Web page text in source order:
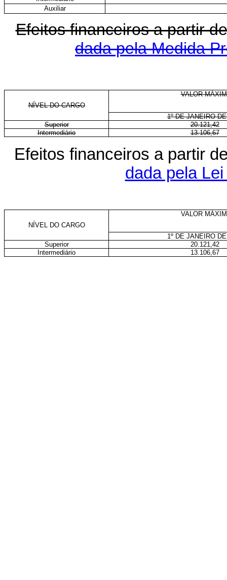
Auxiliar
Efeitos financeiros a partir
dada pela Medida
NÍVEL DO CARGO
VALOR
1º DE JANEIRO
Superior
20.121,42
Intermediário
13.106,67
Efeitos financeiros a partir
dada pela
NÍVEL DO CARGO
VALOR
1º DE JANEIRO
Superior
20.121,42
Intermediário
13.106,67